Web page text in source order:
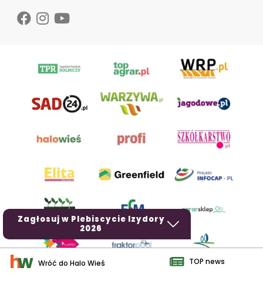
Zagłosuj w Plebiscycie Izydory
2026
Wróć do Halo Wieś TOP news